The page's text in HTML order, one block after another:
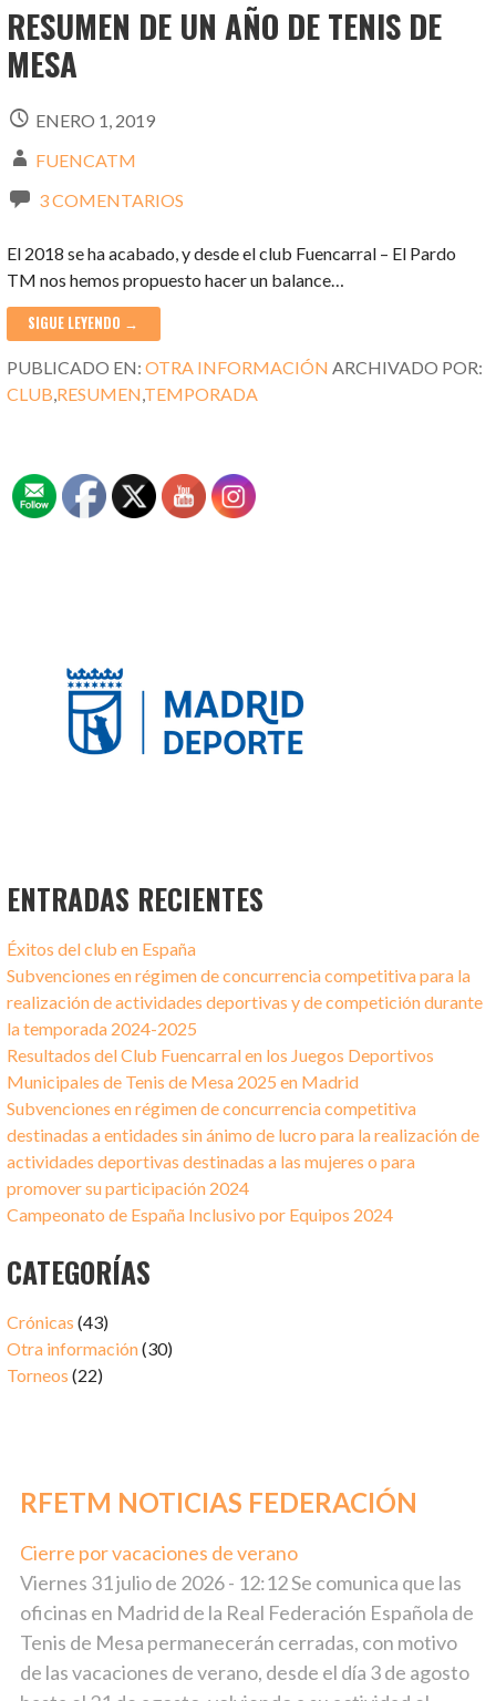
RESUMEN DE UN AÑO DE TENIS DE
MESA
ENERO 1, 2019
FUENCATM
3 COMENTARIOS
El 2018 se ha acabado, y desde el club Fuencarral – El Pardo
TM nos hemos propuesto hacer un balance…
SIGUE LEYENDO →
PUBLICADO EN:OTRA INFORMACIÓN ARCHIVADO POR:
CLUB,RESUMEN,TEMPORADA
ENTRADAS RECIENTES
Éxitos del club en España
Subvenciones en régimen de concurrencia competitiva para la
realización de actividades deportivas y de competición durante
la temporada 2024-2025
Resultados del Club Fuencarral en los Juegos Deportivos
Municipales de Tenis de Mesa 2025 en Madrid
Subvenciones en régimen de concurrencia competitiva
destinadas a entidades sin ánimo de lucro para la realización de
actividades deportivas destinadas a las mujeres o para
promover su participación 2024
Campeonato de España Inclusivo por Equipos 2024
CATEGORÍAS
Crónicas (43)
Otra información(30)
Torneos (22)
RFETM NOTICIAS FEDERACIÓN
Cierre por vacaciones de verano
Viernes 31 julio de 2026 - 12:12 Se comunica que las
oficinas en Madrid de la Real Federación Española de
Tenis de Mesa permanecerán cerradas, con motivo
de las vacaciones de verano, desde el día 3 de agosto